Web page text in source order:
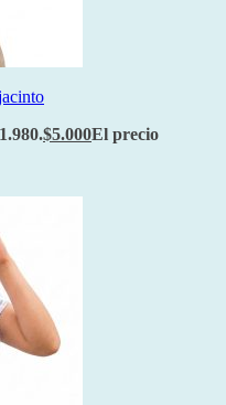
$5.000El precio